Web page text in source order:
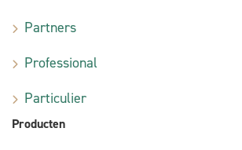
Partners
Professional
Particulier
Producten